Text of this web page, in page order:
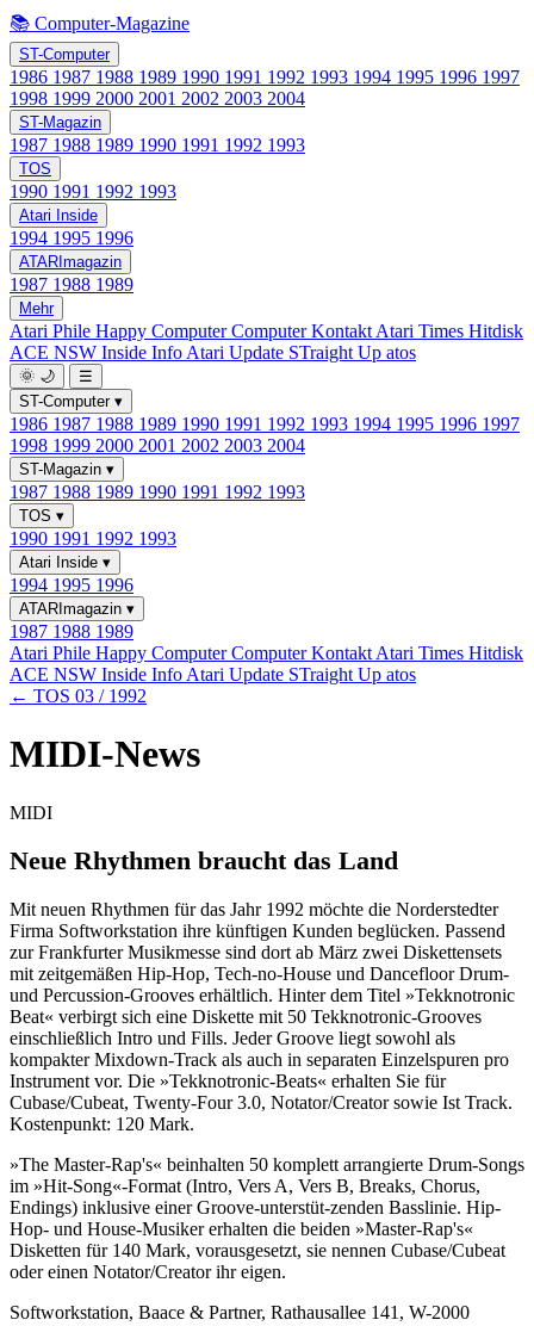
📚 Computer-Magazine
ST-Computer
1986 1987 1988 1989 1990 1991 1992 1993 1994 1995 1996 1997
1998 1999 2000 2001 2002 2003 2004
ST-Magazin
1987 1988 1989 1990 1991 1992 1993
TOS
1990 1991 1992 1993
Atari Inside
1994 1995 1996
ATARImagazin
1987 1988 1989
Mehr
Atari Phile Happy ComputerComputer Kontakt Atari Times Hitdisk
ACE NSW Inside Info Atari Update STraight Up atos
🌞 🌙
☰
ST-Computer ▾
1986 1987 1988 1989 1990 1991 1992 1993 1994 1995 1996 1997
1998 1999 2000 2001 2002 2003 2004
ST-Magazin ▾
1987 1988 1989 1990 1991 1992 1993
TOS ▾
1990 1991 1992 1993
Atari Inside ▾
1994 1995 1996
ATARImagazin ▾
1987 1988 1989
Atari Phile Happy ComputerComputer Kontakt Atari Times Hitdisk
ACE NSW Inside Info Atari Update STraight Up atos
← TOS 03 / 1992
MIDI-News
MIDI
Neue Rhythmen braucht das Land
Mit neuen Rhythmen für das Jahr 1992 möchte die Norderstedter
Firma Softworkstation ihre künftigen Kunden beglücken. Passend
zur Frankfurter Musikmesse sind dort ab März zwei Diskettensets
mit zeitgemäßen Hip-Hop, Tech-no-House und Dancefloor Drum-
und Percussion-Grooves erhältlich. Hinter dem Titel »Tekknotronic
Beat« verbirgt sich eine Diskette mit 50 Tekknotronic-Grooves
einschließlich Intro und Fills. Jeder Groove liegt sowohl als
kompakter Mixdown-Track als auch in separaten Einzelspuren pro
Instrument vor. Die »Tekknotronic-Beats« erhalten Sie für
Cubase/Cubeat, Twenty-Four 3.0, Notator/Creator sowie Ist Track.
Kostenpunkt: 120 Mark.
»The Master-Rap's« beinhalten 50 komplett arrangierte Drum-Songs
im »Hit-Song«-Format (Intro, Vers A, Vers B, Breaks, Chorus,
Endings) inklusive einer Groove-unterstüt-zenden Basslinie. Hip-
Hop- und House-Musiker erhalten die beiden »Master-Rap's«
Disketten für 140 Mark, vorausgesetzt, sie nennen Cubase/Cubeat
oder einen Notator/Creator ihr eigen.
Softworkstation, Baace & Partner, Rathausallee 141, W-2000